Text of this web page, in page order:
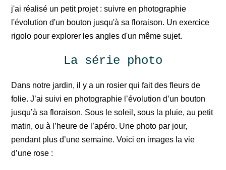
j'ai réalisé un petit projet : suivre en photographie
l'évolution d'un bouton jusqu'à sa floraison. Un exercice
rigolo pour explorer les angles d'un même sujet.
La série photo
Dans notre jardin, il y a un rosier qui fait des fleurs de
folie. J’ai suivi en photographie l’évolution d’un bouton
jusqu’à sa floraison. Sous le soleil, sous la pluie, au petit
matin, ou à l’heure de l’apéro. Une photo par jour,
pendant plus d’une semaine. Voici en images la vie
d’une rose :